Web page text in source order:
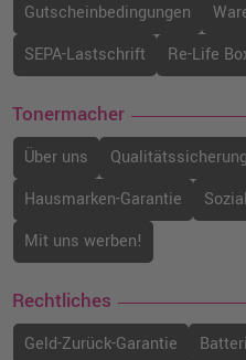
Gutscheinbedingungen
SEPA-Lastschrift
Re-Life
Tonermacher
Über uns Qualitätssicherung
Hausmarken-Garantie
Mit uns werben!
Rechtliches
Geld-Zurück-Garantie